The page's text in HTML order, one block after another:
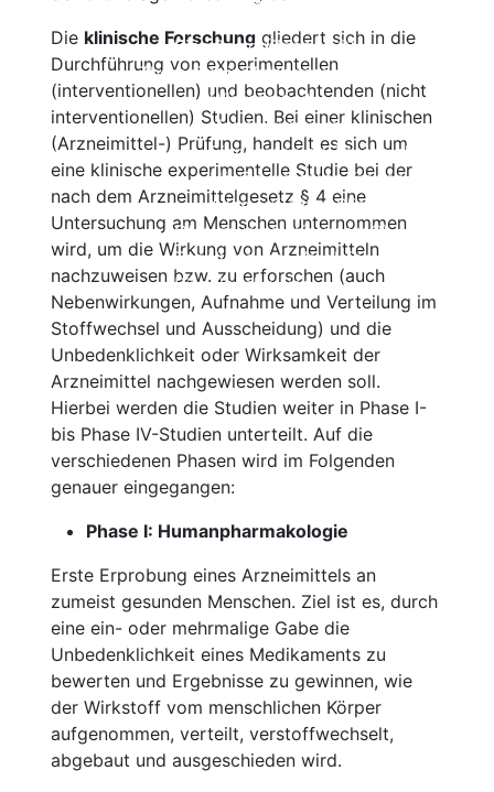
Ozanimod (Zeposia®)
Beschreibung
Wirksamkeit
Nebenwirkungen
Einnahme und Therapiekontrolle
Häufig gestellte Fragen
Alles auf einen Blick
Ofatumumab (Kesimpta®)
Tabellarischer Vergleich der
Einzelnachweise
Einzelnachweise
Therapien in Zulassungsstudien
Die klinische Forschung gliedert sich in die
Durchführung von experimentellen
(interventionellen) und beobachtenden (nicht
interventionellen) Studien. Bei einer klinischen
(Arzneimittel-) Prüfung, handelt es sich um
eine klinische experimentelle Studie bei der
nach dem Arzneimittelgesetz § 4 eine
Untersuchung am Menschen unternommen
wird, um die Wirkung von Arzneimitteln
nachzuweisen bzw. zu erforschen (auch
Nebenwirkungen, Aufnahme und Verteilung im
Stoffwechsel und Ausscheidung) und die
Unbedenklichkeit oder Wirksamkeit der
Arzneimittel nachgewiesen werden soll.
Hierbei werden die Studien weiter in Phase I-
bis Phase IV-Studien unterteilt. Auf die
verschiedenen Phasen wird im Folgenden
genauer eingegangen:
Phase I: Humanpharmakologie
Erste Erprobung eines Arzneimittels an
zumeist gesunden Menschen. Ziel ist es, durch
eine ein- oder mehrmalige Gabe die
Unbedenklichkeit eines Medikaments zu
bewerten und Ergebnisse zu gewinnen, wie
der Wirkstoff vom menschlichen Körper
aufgenommen, verteilt, verstoffwechselt,
abgebaut und ausgeschieden wird.